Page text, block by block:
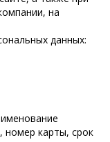
на
данных:
номер карты, срок